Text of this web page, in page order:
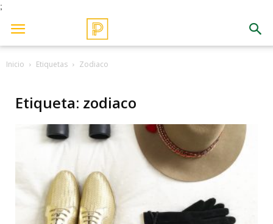
;
Inicio Etiquetas Zodiaco
Etiqueta: zodiaco